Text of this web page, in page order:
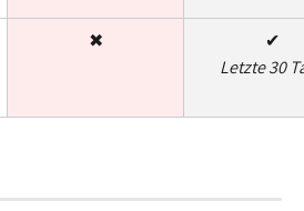
✖
✔
Letzte 30